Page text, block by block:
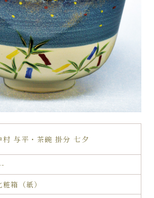
村 与平・茶碗 掛分 七夕
粧箱（紙）